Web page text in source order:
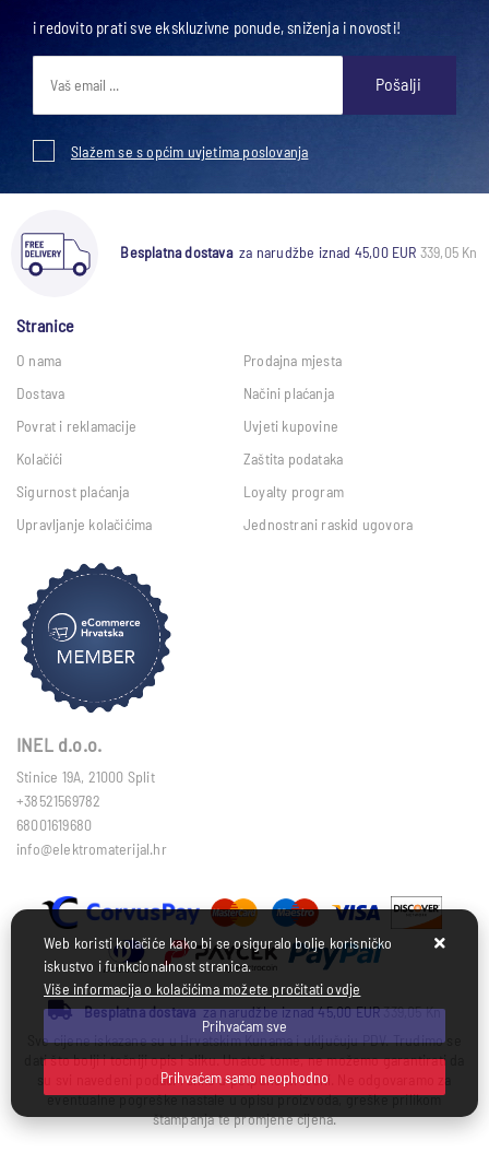
i redovito prati sve ekskluzivne ponude, sniženja i novosti!
Pošalji
Slažem se s općim uvjetima poslovanja
Besplatna dostavaza narudžbe iznad 45,00 EUR 339,05 Kn
Stranice
O nama
Prodajna mjesta
Dostava
Načini plaćanja
Povrat i reklamacije
Uvjeti kupovine
Kolačići
Zaštita podataka
Sigurnost plaćanja
Loyalty program
Upravljanje kolačićima
Jednostrani raskid ugovora
INEL d.o.o.
Stinice 19A, 21000 Split
+38521569782
68001619680
info@elektromaterijal.hr
Besplatna dostavaza narudžbe iznad 45,00 EUR339,05 Kn
Sve cijene iskazane su u Hrvatskim Kunama i uključuju PDV. Trudimo se
dati što bolji i točniji opis i sliku. Unatoč tome, ne možemo garantirati da
su svi navedeni podaci i slike u potpunosti točni. Ne odgovaramo za
eventualne pogreške nastale u opisu proizvoda, greške prilikom
štampanja te promjene cijena.
Web koristi kolačiće kako bi se osiguralo bolje korisničko
iskustvo i funkcionalnost stranica.
Više informacija o kolačićima možete pročitati ovdje
Prihvaćam sve
Prihvaćam samo neophodno